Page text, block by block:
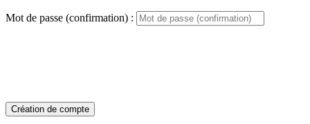
Mot de passe (confirmation) :
Création de compte